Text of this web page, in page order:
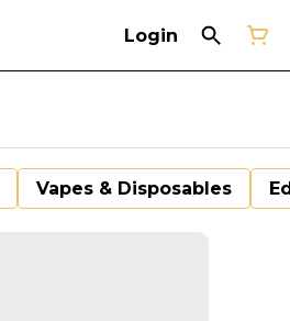
Login
Vapes & Disposables